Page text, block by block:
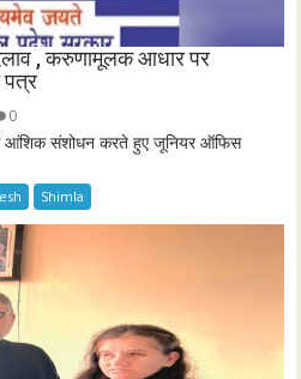
, करुणामूलक आधार पर
पत्र
0
आंशिक संशोधन करते हुए जूनियर ऑफिस
Shimla